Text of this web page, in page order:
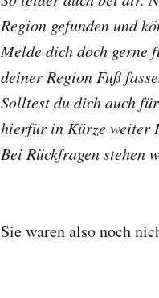
Region gefunden und
Melde dich doch gerne
deiner Region Fuß
Solltest du dich auch
hierfür in Kürze weiter
Bei Rückfragen stehen
Sie waren also noch